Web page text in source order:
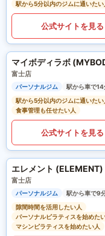
駅から5分以内のジムに通いたい
公式サイトを見る
マイボディラボ
富士店
パーソナルジム
駅から車で14
駅から5分以内のジムに通いたい
食事管理も任せたい人
公式サイトを見る
エレメント (ELEMENT)
富士店
パーソナルジム
駅から車で9
隙間時間を活用したい人
パーソナルピラティスを始めた
マシンピラティスを始めたい人